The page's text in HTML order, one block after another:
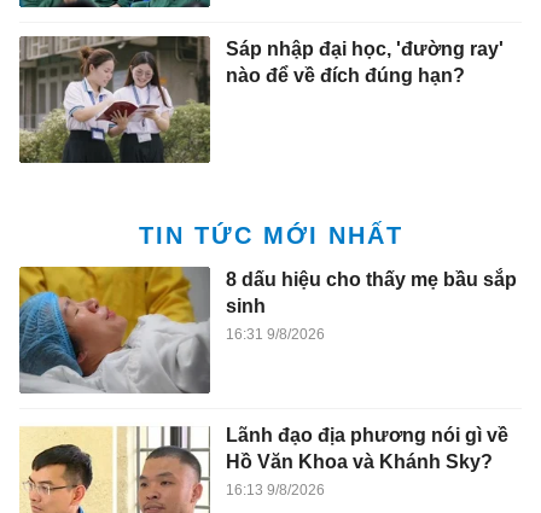
Sáp nhập đại học, 'đường ray'
nào để về đích đúng hạn?
TIN TỨC MỚI NHẤT
8 dấu hiệu cho thấy mẹ bầu sắp
sinh
16:31 9/8/2026
Lãnh đạo địa phương nói gì về
Hồ Văn Khoa và Khánh Sky?
16:13 9/8/2026